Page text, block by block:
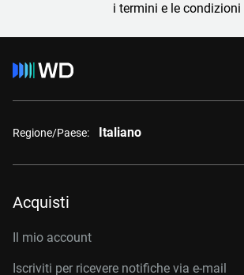
i termini e le condizioni
Regione/Paese: Italiano
Acquisti
Il mio account
Iscriviti per ricevere notifiche via e-mail